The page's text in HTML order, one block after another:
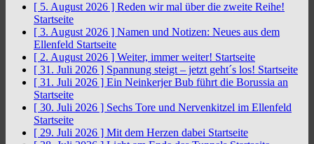
[ 5. August 2026 ] Reden wir mal über die zweite Reihe!
Startseite
[ 3. August 2026 ] Namen und Notizen: Neues aus dem
Ellenfeld Startseite
[ 2. August 2026 ] Weiter, immer weiter! Startseite
[ 31. Juli 2026 ] Spannung steigt – jetzt geht´s los! Startseite
[ 31. Juli 2026 ] Ein Neinkerjer Bub führt die Borussia an
Startseite
[ 30. Juli 2026 ] Sechs Tore und Nervenkitzel im Ellenfeld
Startseite
[ 29. Juli 2026 ] Mit dem Herzen dabei Startseite